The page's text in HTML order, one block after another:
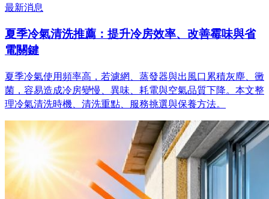
最新消息
夏季冷氣清洗推薦：提升冷房效率、改善霉味與省
電關鍵
夏季冷氣使用頻率高，若濾網、蒸發器與出風口累積灰塵、黴
菌，容易造成冷房變慢、異味、耗電與空氣品質下降。本文整
理冷氣清洗時機、清洗重點、服務挑選與保養方法。